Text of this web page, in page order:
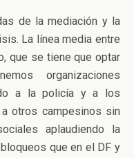
de la mediación y la
La línea media entre
que se tiene que optar
organizaciones
a la policía y a los
otros campesinos sin
aplaudiendo la
que en el DF y